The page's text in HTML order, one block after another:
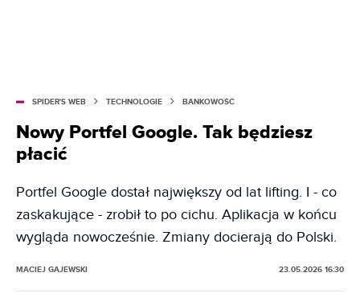
SPIDER'S WEB TECHNOLOGIE BANKOWOŚĆ
Nowy Portfel Google. Tak będziesz
płacić
Portfel Google dostał największy od lat lifting. I - co
zaskakujące - zrobił to po cichu. Aplikacja w końcu
wygląda nowocześnie. Zmiany docierają do Polski.
MACIEJ GAJEWSKI 23.05.2026 16:30